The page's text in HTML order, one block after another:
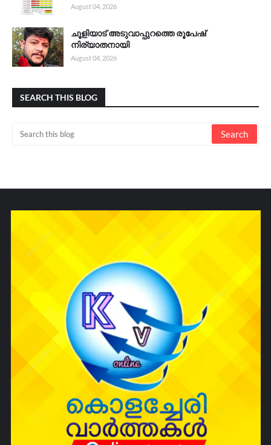
August 04, 2026
ചൂളിയാട് അടുവാപ്പുറത്തെ രൂപേഷ്
നിര്യാതനായി
August 04, 2026
SEARCH THIS BLOG